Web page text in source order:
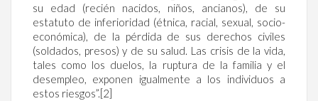
su edad (recién nacidos, niños, ancianos), de su
estatuto de inferioridad (étnica, racial, sexual, socio-
económica), de la pérdida de sus derechos civiles
(soldados, presos) y de su salud. Las crisis de la vida,
tales como los duelos, la ruptura de la familia y el
desempleo, exponen igualmente a los individuos a
estos riesgos”.[2]